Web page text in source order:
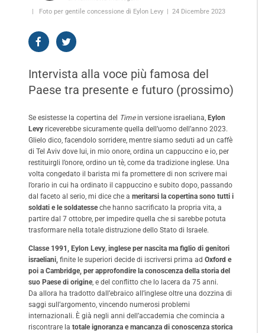
Foto per gentile concessione di Eylon Levy
24 Dicembre 2023
Intervista alla voce più famosa del
Paese tra presente e futuro (prossimo)
Se esistesse la copertina del Timein versione israeliana, Eylon
Levy riceverebbe sicuramente quella dell’uomo dell’anno 2023.
Glielo dico, facendolo sorridere, mentre siamo seduti ad un caffè
di Tel Aviv dove lui, in mio onore, ordina un cappuccino e io, per
restituirgli l’onore, ordino un tè, come da tradizione inglese. Una
volta congedato il barista mi fa promettere di non scrivere mai
l’orario in cui ha ordinato il cappuccino e subito dopo, passando
dal faceto al serio, mi dice che a meritarsi la copertina sono tutti i
soldati e le soldatesseche hanno sacrificato la propria vita, a
partire dal 7 ottobre, per impedire quella che si sarebbe potuta
trasformare nella totale distruzione dello Stato di Israele.
Classe 1991, Eylon Levy, inglese per nascita ma figlio di genitori
israeliani, finite le superiori decide di iscriversi prima ad Oxford e
poi a Cambridge, per approfondire la conoscenza della storia del
suo Paese di origine, e del conflitto che lo lacera da 75 anni.
Da allora ha tradotto dall’ebraico all’inglese oltre una dozzina di
saggi sull’argomento, vincendo numerosi problemi
internazionali. È già negli anni dell’accademia che comincia a
riscontrare la totale ignoranza e mancanza di conoscenza storica